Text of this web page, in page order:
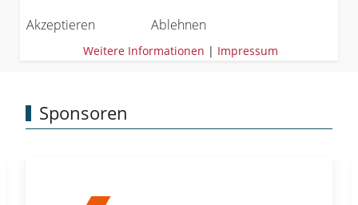
Sponsoren
Akzeptieren Ablehnen
Weitere Informationen | Impressum